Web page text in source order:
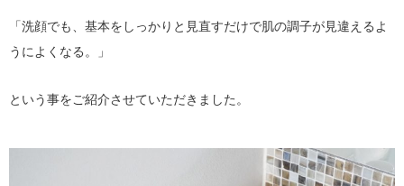
「洗顔でも、基本をしっかりと見直すだけで肌の調子が見違えるよ
うによくなる。」
という事をご紹介させていただきました。